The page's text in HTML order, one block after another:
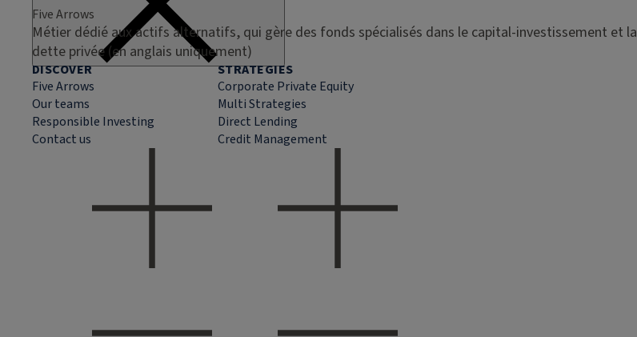
Five Arrows
Métier dédié aux actifs alternatifs, qui gère des fonds spécialisés dans le capital-investissement et la
dette privée (en anglais uniquement)
DISCOVER
Five Arrows
Our teams
Responsible Investing
Contact us
STRATEGIES
Corporate Private Equity
Multi Strategies
Direct Lending
Credit Management